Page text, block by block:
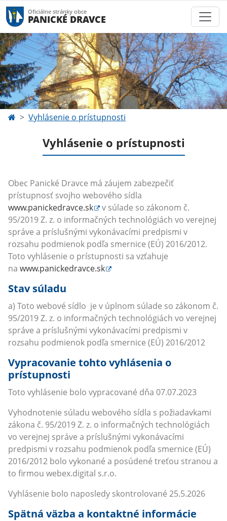
Oficiálne stránky obce
PANICKÉ DRAVCE
Vyhlásenie o prístupnosti
Vyhlásenie o prístupnosti
Obec Panické Dravce má záujem zabezpečiť
prístupnosť svojho webového sídla
www.panickedravce.sk
v súlade so zákonom č.
95/2019 Z. z. o informačných technológiách vo verejnej
správe a príslušnými vykonávacími predpismi v
rozsahu podmienok podľa smernice (EÚ) 2016/2012.
Toto vyhlásenie o prístupnosti sa vzťahuje
na www.panickedravce.sk
Stav súladu
a) Toto webové sídlo je v úplnom súlade so zákonom č.
95/2019 Z. z. o informačných technológiách vo verejnej
správe a príslušnými vykonávacími predpismi v
rozsahu podmienok podľa smernice (EÚ) 2016/2012
Vypracovanie tohto vyhlásenia o
prístupnosti
Toto vyhlásenie bolo vypracované dňa 07.07.2023
Vyhodnotenie súladu webového sídla s požiadavkami
zákona č. 95/2019 Z. z. o informačných technológiách
vo verejnej správe a príslušnými vykonávacími
predpismi v rozsahu podmienok podľa smernice (EÚ)
2016/2012 bolo vykonané a posúdené treťou stranou a
to firmou webex.digital s.r.o.
Vyhlásenie bolo naposledy skontrolované 25.5.2026
Spätná väzba a kontaktné informácie